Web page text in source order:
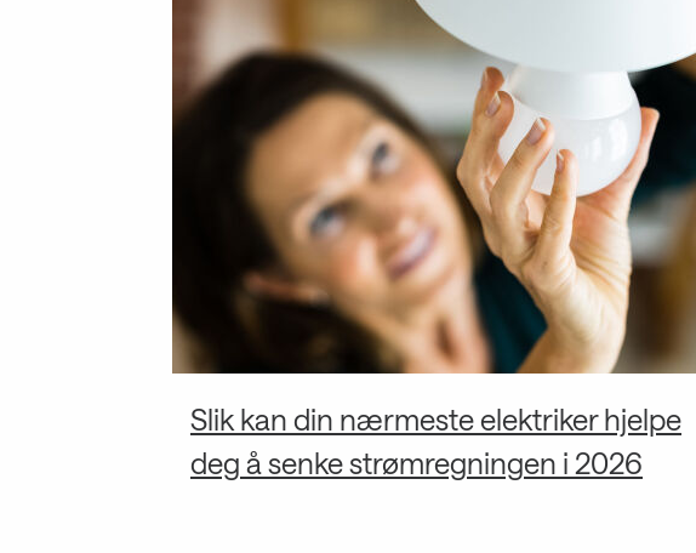
Slik kan din nærmeste elektriker hjelpe
deg å senke strømregningen i 2026